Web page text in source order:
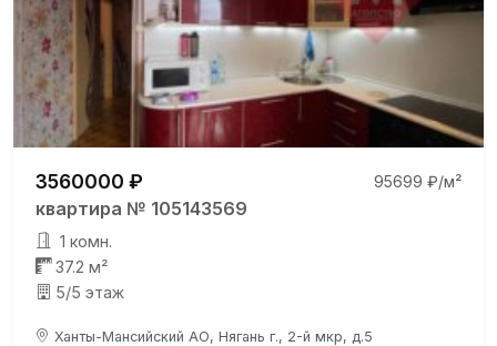
3560000 ₽ 95699 ₽/м²
квартира № 105143569
1 комн.
37.2 м²
5/5 этаж
Ханты-Мансийский АО, Нягань г., 2-й мкр, д.5